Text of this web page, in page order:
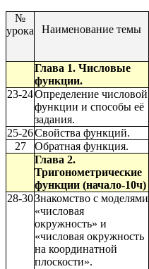
№
урока
Наименование темы
Глава 1. Числовые
функции.
23-24Определение числовой
функции и способы её
задания.
25-26Свойства функций.
27
Обратная функция.
Глава 2.
Тригонометрические
функции (начало-10ч)
28-30Знакомство с моделями
«числовая
окружность» и
«числовая окружность
на координатной
плоскости».